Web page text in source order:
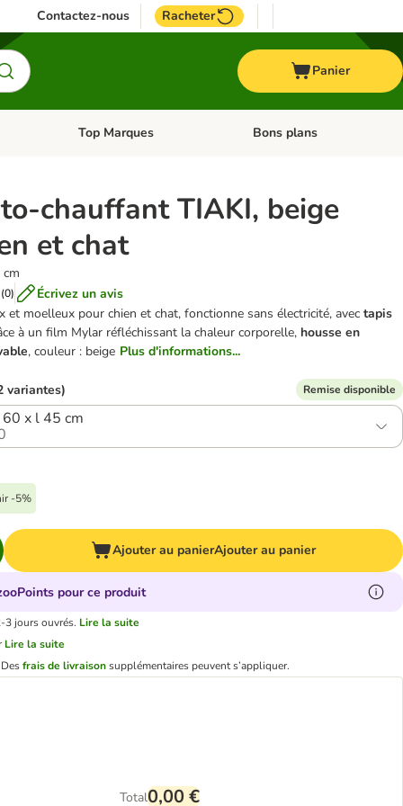
Contactez-nous Racheter
Panier
Oiseau
Dérouler les catégories: Cheval
Top Marques Dérouler les catégories: Top
Bons plans
chauffant TIAKI, beige
et chat
(0)
Écrivez un avis
et moelleux pour chien et chat, fonctionne sans électricité, avectapis
à un film Mylar réfléchissant la chaleur corporelle, housse en
, couleur : beige Plus d'informations...
variantes) Remise disponible
x l 45 cm
-5%
Ajouter au panierAjouter au panier
pour ce produit
3 jours ouvrés. Lire la suite
Lire la suite
Desfrais de livraisonsupplémentaires peuvent s’appliquer.
Total0,00 €